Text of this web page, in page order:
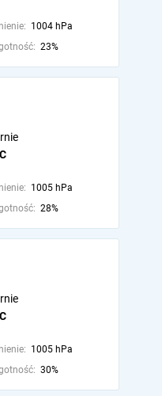
1004 hPa
23%
1005 hPa
28%
1005 hPa
30%